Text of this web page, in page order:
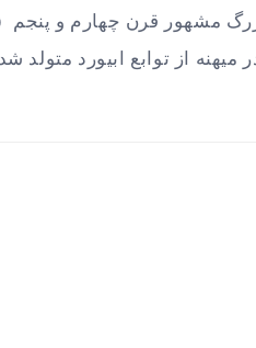
م.) خراسان (1) ، در ميهنه از توابع